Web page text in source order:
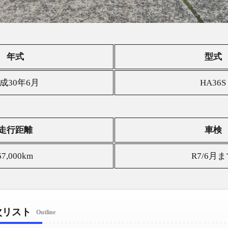
年式 型式
30年6月 HA36S
行距離 車検
R7/6月ま
スト Outline